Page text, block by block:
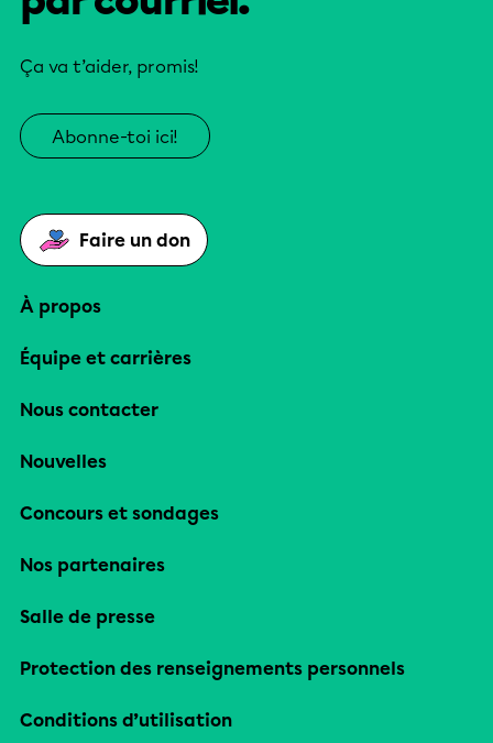
Ça va t’aider, promis!
Abonne-toi ici!
Faire un don
À propos
Équipe et carrières
Nous contacter
Nouvelles
Concours et sondages
Nos partenaires
Salle de presse
Protection des renseignements personnels
Conditions d’utilisation